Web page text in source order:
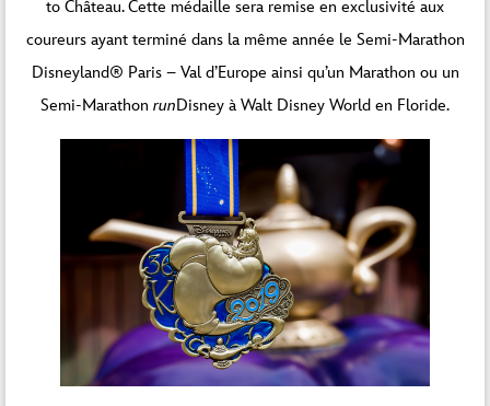
to Château. Cette médaille sera remise en exclusivité aux
coureurs ayant terminé dans la même année le Semi-Marathon
Disneyland® Paris – Val d’Europe ainsi qu’un Marathon ou un
Semi-Marathon runDisney à Walt Disney World en Floride.